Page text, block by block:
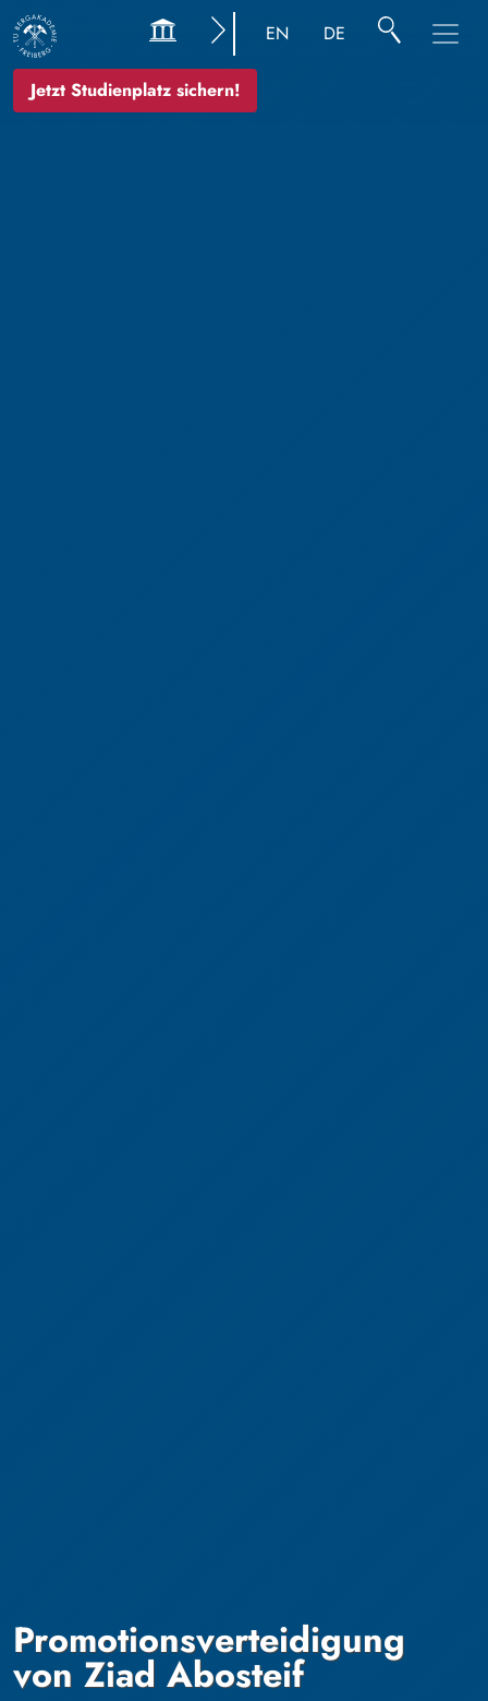
Jetzt Studienplatz sichern!
EN DE
Promotionsverteidigung
von Ziad Abosteif